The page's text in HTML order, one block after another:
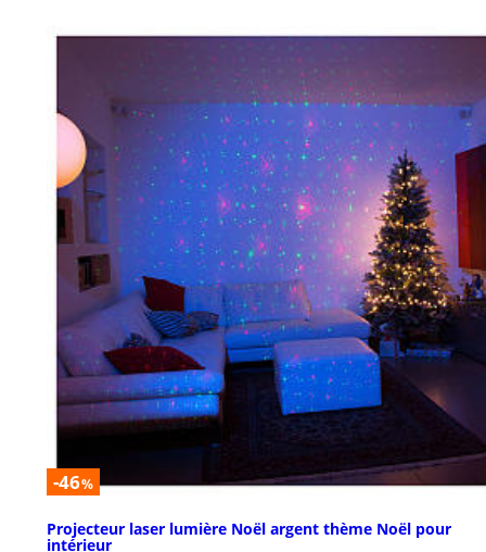
-46%
Projecteur laser lumière Noël argent thème Noël pour
intérieur